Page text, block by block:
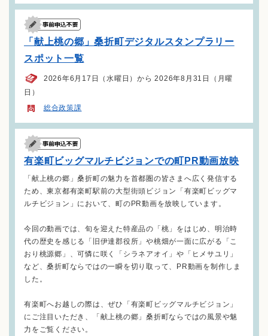
「献上桃の郷」桑折町デジタルスタンプラリー
スポット一覧
2026年6月17日（水曜日）から 2026年8月31日（月曜
日）
総合政策課
有楽町ビッグマルチビジョンでの町PR動画放映
「献上桃の郷」桑折町の魅力を首都圏の皆さまへ広く発信する
ため、東京都有楽町駅前の大型街頭ビジョン「有楽町ビッグマ
ルチビジョン」において、町のPR動画を放映しています。
今回の動画では、旬を迎えた特産品の「桃」をはじめ、明治時
代の歴史を感じる「旧伊達郡役所」や桃畑が一面に広がる「こ
おり桃源郷」、可憐に咲く「シラネアオイ」や「ヒメサユリ」
など、桑折町ならではの一瞬を切り取って、PR動画を制作しま
した。
有楽町へお越しの際は、ぜひ「有楽町ビッグマルチビジョン」
にご注目いただき、「献上桃の郷」桑折町ならではの風景や魅
力をご覧ください。